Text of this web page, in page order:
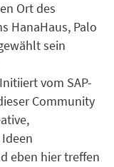
Ort des
HanaHaus, Palo
sein
vom SAP-
Community
eben hier treffen